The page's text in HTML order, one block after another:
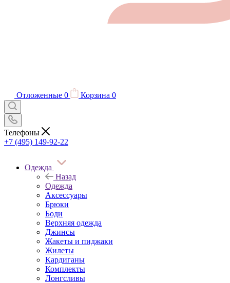
Отложенные 0 Корзина 0
Телефоны
+7 (495) 149-92-22
Одежда
Назад
Одежда
Аксессуары
Брюки
Боди
Верхняя одежда
Джинсы
Жакеты и пиджаки
Жилеты
Кардиганы
Комплекты
Лонгсливы